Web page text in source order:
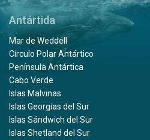
Antártida
Mar de Weddell
Círculo Polar Antártico
Península Antártica
Cabo Verde
Islas Malvinas
Islas Georgias del Sur
Islas Sándwich del Sur
Islas Shetland del Sur